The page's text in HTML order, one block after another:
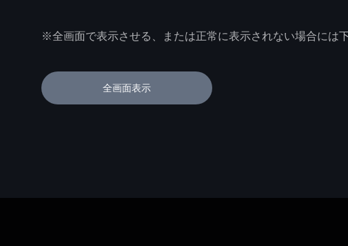
※全画面で表示させる、または正常に表示されない場合には
全画面表示